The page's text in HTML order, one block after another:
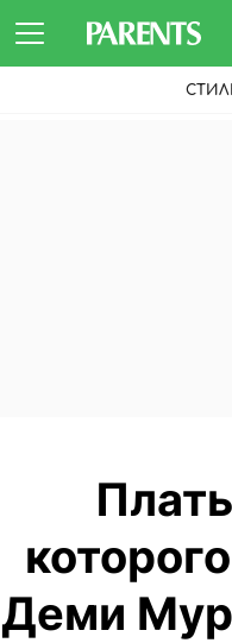
Деми Мур